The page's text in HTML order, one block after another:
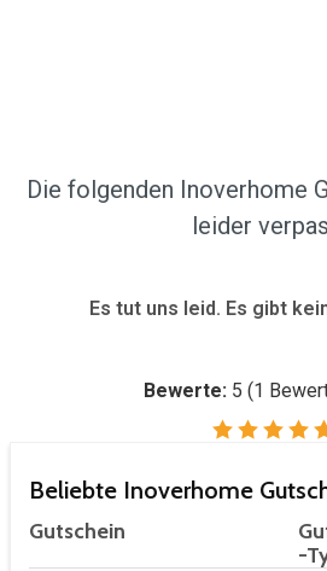
Die folgenden Inoverhome
leider
Es tut uns leid. Es gibt
Bewerte: 5 (1
Beliebte Inoverhome
Gutschein
-